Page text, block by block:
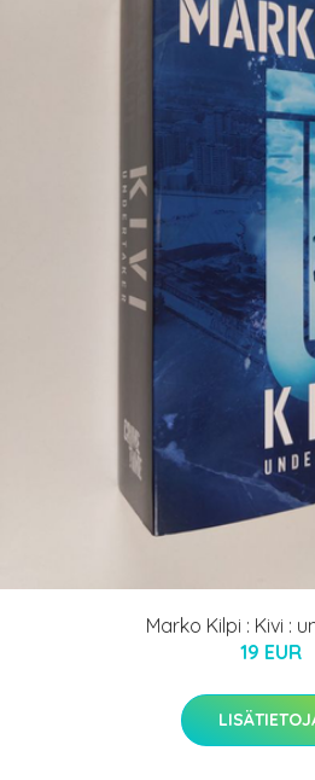
Marko Kilpi : Kivi :
19 EUR